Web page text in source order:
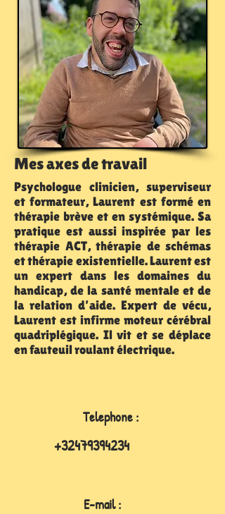
Mes axes de travail
Psychologue clinicien, superviseur
et formateur, Laurent est formé en
thérapie brève et en systémique. Sa
pratique est aussi inspirée par les
thérapie ACT, thérapie de schémas
et thérapie existentielle. Laurent est
un expert dans les domaines du
handicap, de la santé mentale et de
la relation d’aide. Expert de vécu,
Laurent est infirme moteur cérébral
quadriplégique. Il vit et se déplace
en fauteuil roulant électrique.
Telephone :
+32479394234
E-mail :